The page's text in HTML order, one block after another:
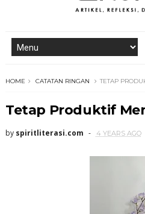
HOME CATATAN RINGAN TETAP
Tetap Produktif
by spiritliterasi.com 4 YEARS AGO